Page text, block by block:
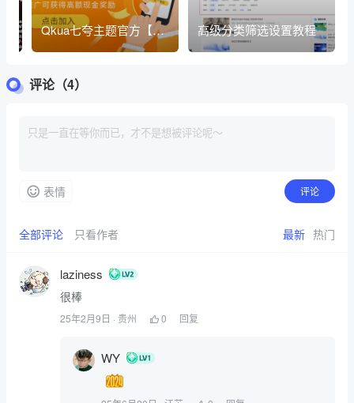
Qkua七夸主题官方【推
广返现】计划正式上线
奖励[测试]
高级分类筛选设置教程
评论（4）
表情 评论
全部评论 只看作者 最新 热门
laziness
很棒
25年2月9日 · 贵州 0 回复
WY